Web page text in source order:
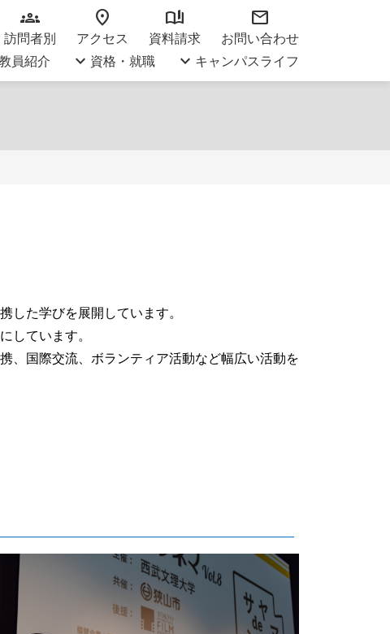
groups
訪問者別
location_on
アクセス
book_ribbon
資料請求
mail
お問い合わせ
員紹介 keyboard_arrow_down 資格・就職 keyboard_arrow_down キャンパスライフ
した学びを展開しています。
しています。
、国際交流、ボランティア活動など幅広い活動を